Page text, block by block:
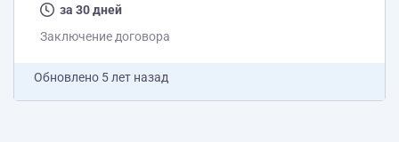
рестораны Просьба писать...
за 30 дней
Заключение договора
Обновлено 5 лет назад